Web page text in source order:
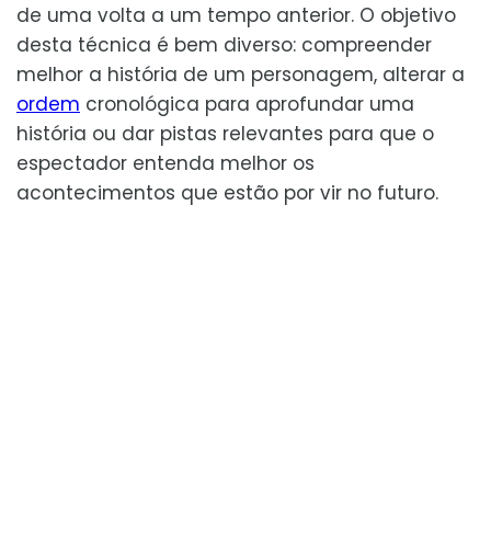
de uma volta a um tempo anterior. O objetivo
desta técnica é bem diverso: compreender
melhor a história de um personagem, alterar a
ordem cronológica para aprofundar uma
história ou dar pistas relevantes para que o
espectador entenda melhor os
acontecimentos que estão por vir no futuro.